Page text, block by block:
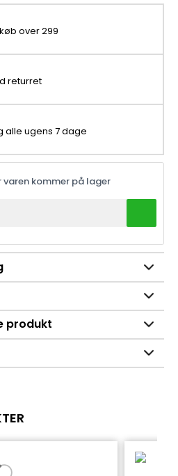
over 299
returret
alle ugens 7 dage
varen kommer på lager
produkt